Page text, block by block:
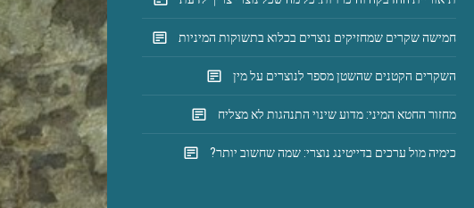
חמישה שקרים שמחזיקים נוצרים בכלוא בתשוקות המיניות
השקרים הקטנים שהשטן מספר לנוצרים על מין
מחזור החטא המיני: מדוע שינוי התנהגות לא מצליח
כימיה מול ערכים בדייטינג נוצרי: שמה שחשוב יותר?